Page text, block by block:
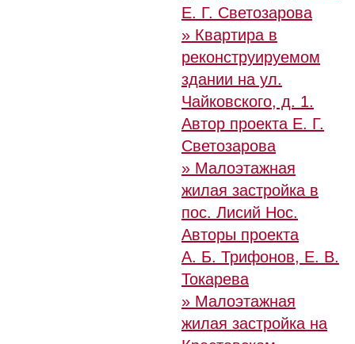
Е. Г. Светозарова
» Квартира в
реконструируемом
здании на ул.
Чайковского, д. 1.
Автор проекта Е. Г.
Светозарова
» Малоэтажная
жилая застройка в
пос. Лисий Нос.
Авторы проекта
А. Б. Трифонов, Е. В.
Токарева
» Малоэтажная
жилая застройка на